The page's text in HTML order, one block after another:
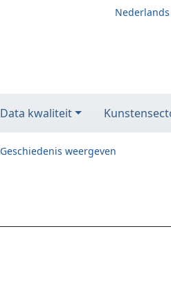
Nederlands
Data kwaliteit
Geschiedenis weergeven